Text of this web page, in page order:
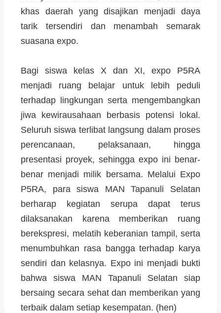
khas daerah yang disajikan menjadi daya
tarik tersendiri dan menambah semarak
suasana expo.
Bagi siswa kelas X dan XI, expo P5RA
menjadi ruang belajar untuk lebih peduli
terhadap lingkungan serta mengembangkan
jiwa kewirausahaan berbasis potensi lokal.
Seluruh siswa terlibat langsung dalam proses
perencanaan, pelaksanaan, hingga
presentasi proyek, sehingga expo ini benar-
benar menjadi milik bersama. Melalui Expo
P5RA, para siswa MAN Tapanuli Selatan
berharap kegiatan serupa dapat terus
dilaksanakan karena memberikan ruang
berekspresi, melatih keberanian tampil, serta
menumbuhkan rasa bangga terhadap karya
sendiri dan kelasnya. Expo ini menjadi bukti
bahwa siswa MAN Tapanuli Selatan siap
bersaing secara sehat dan memberikan yang
terbaik dalam setiap kesempatan. (hen)